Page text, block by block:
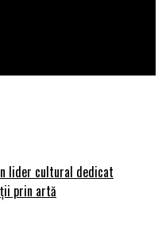
lider cultural dedicat
prin artă